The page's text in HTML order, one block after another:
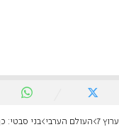
ערוץ 7 העולם הערבי בני סבטי: